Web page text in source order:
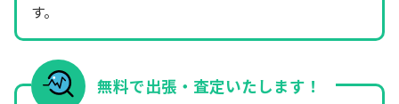
す。
無料で出張・査定いたします！